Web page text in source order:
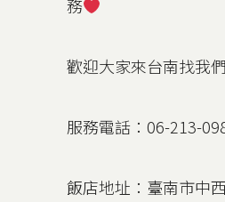
務
歡迎大家來台南找我
服務電話：06-213-
飯店地址：臺南市中